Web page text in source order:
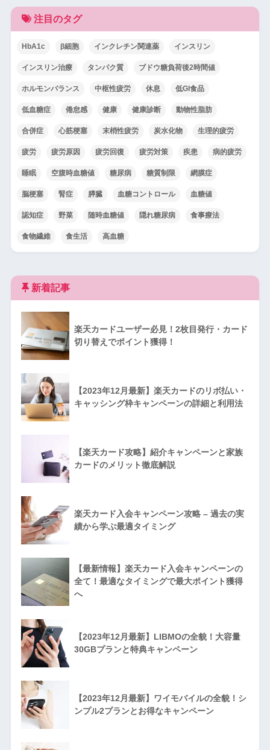
注目のタグ
HbA1c β細胞 インクレチン関連薬 インスリン
インスリン治療 タンパク質 ブドウ糖負荷後2時間値
ホルモンバランス 中枢性疲労 休息 低GI食品
低血糖症 倦怠感 健康 健康診断 動物性脂肪
合併症 心筋梗塞 末梢性疲労 炭水化物 生理的疲労
疲労 疲労原因 疲労回復 疲労対策 疾患 病的疲労
睡眠 空腹時血糖値 糖尿病 糖質制限 網膜症
脳梗塞 腎症 膵臓 血糖コントロール 血糖値
認知症 野菜 随時血糖値 隠れ糖尿病 食事療法
食物繊維 食生活 高血糖
新着記事
楽天カードユーザー必見！2枚目発行・カード
切り替えでポイント獲得！
【2023年12月最新】楽天カードのリボ払い・
キャッシング枠キャンペーンの詳細と利用法
【楽天カード攻略】紹介キャンペーンと家族
カードのメリット徹底解説
楽天カード入会キャンペーン攻略 – 過去の実
績から学ぶ最適タイミング
【最新情報】楽天カード入会キャンペーンの
全て！最適なタイミングで最大ポイント獲得
へ
【2023年12月最新】LIBMOの全貌！大容量
30GBプランと特典キャンペーン
【2023年12月最新】ワイモバイルの全貌！シ
ンプル2プランとお得なキャンペーン